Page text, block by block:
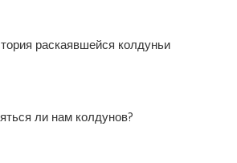
раскаявшейся колдуньи
ли нам колдунов?